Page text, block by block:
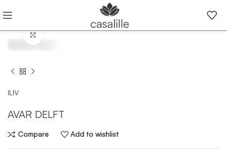
ILIV
AVAR DELFT
Compare Add to wishlist